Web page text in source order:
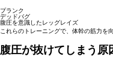
プランク
デッドバグ
腹圧を意識したレッグレイズ
これらのトレーニングで、 体幹の筋力を
腹圧が抜けてしまう原